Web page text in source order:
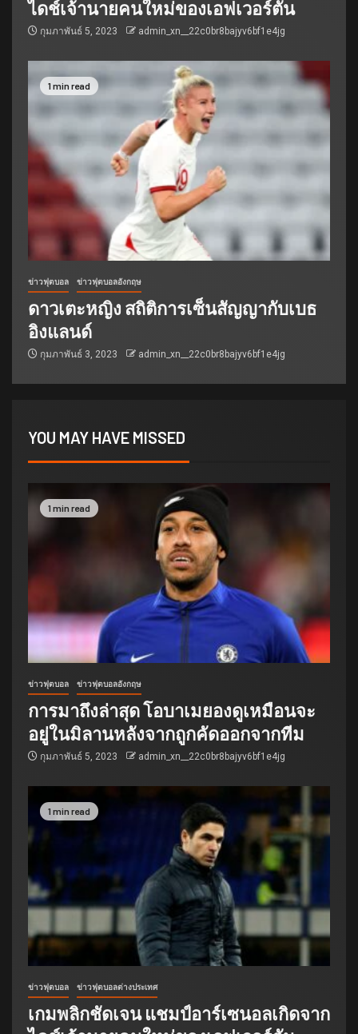
ไดช์เจ้านายคนใหม่ของเอฟเวอร์ตัน
กุมภาพันธ์ 5, 2023 admin_xn__22c0br8bajyv6bf1e4jg
1 min read
ข่าวฟุตบอล ข่าวฟุตบอลอังกฤษ
ดาวเตะหญิง สถิติการเซ็นสัญญากับเบธ
อิงแลนด์
กุมภาพันธ์ 3, 2023 admin_xn__22c0br8bajyv6bf1e4jg
YOU MAY HAVE MISSED
1 min read
ข่าวฟุตบอล ข่าวฟุตบอลอังกฤษ
การมาถึงล่าสุด โอบาเมยองดูเหมือนจะ
อยู่ในมิลานหลังจากถูกคัดออกจากทีม
กุมภาพันธ์ 5, 2023 admin_xn__22c0br8bajyv6bf1e4jg
1 min read
ข่าวฟุตบอล ข่าวฟุตบอลต่างประเทศ
เกมพลิกชัดเจน แชมป์อาร์เซนอลเกิดจาก